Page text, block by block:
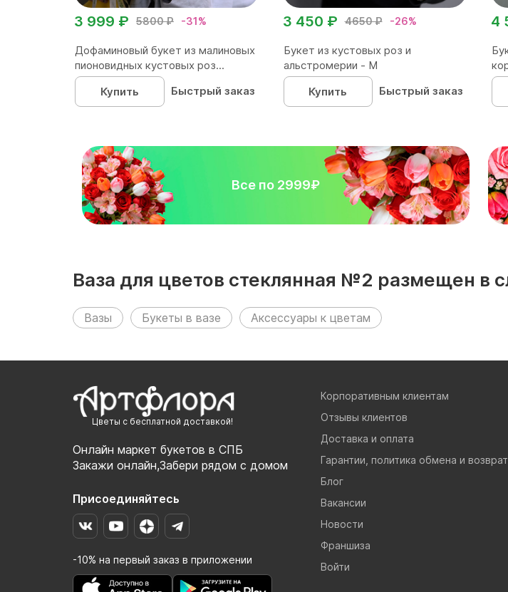
5800 ₽ -31%
3 999 ₽
Дофаминовый букет из малиновых
пионовидных кустовых роз...
Купить
Быстрый заказ
4650 ₽ -26%
3 450 ₽
Букет из кустовых роз и
альстромерии - М
Купить
Быстрый заказ
4
Все по 2999₽
Ваза для цветов стеклянная №2 размещен в
Вазы Букеты в вазе Аксессуары к цветам
Цветы с бесплатной доставкой!
Онлайн маркет букетов в СПБ
Закажи онлайн,Забери рядом с домом
Присоединяйтесь
-10% на первый заказ в приложении
Корпоративным клиентам
Отзывы клиентов
Доставка и оплата
Гарантии, политика обмена и
Блог
Вакансии
Новости
Франшиза
Войти